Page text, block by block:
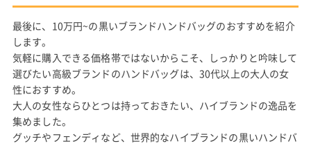
最後に、10万円~の黒いブランドハンドバッグのおすすめを紹介
します。
気軽に購入できる価格帯ではないからこそ、しっかりと吟味して
選びたい高級ブランドのハンドバッグは、30代以上の大人の女
性におすすめ。
大人の女性ならひとつは持っておきたい、ハイブランドの逸品を
集めました。
グッチやフェンディなど、世界的なハイブランドの黒いハンドバ